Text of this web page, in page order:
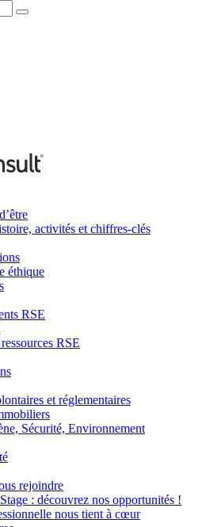
activités et chiffres-clés
éthique
RSE
RSE
et réglementaires
Sécurité, Environnement
rejoindre
: découvrez nos opportunités !
nous tient à cœur